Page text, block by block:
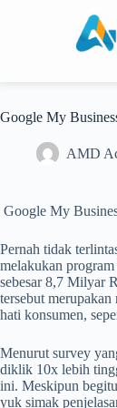
Google My
AMD
Google My
Pernah tidak
melakukan
sebesar 8,7 Milyar
tersebut
hati konsumen,
Menurut survey
diklik 10x lebih
ini. Meskipun
yuk simak